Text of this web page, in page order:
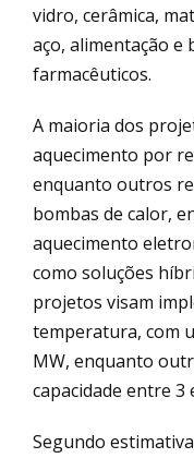
vidro, cerâmica,
aço, alimentação e
farmacêuticos.
A maioria dos
aquecimento por
enquanto outros
bombas de calor,
aquecimento
como soluções
projetos visam
temperatura, com
MW, enquanto
capacidade entre 3
Segundo